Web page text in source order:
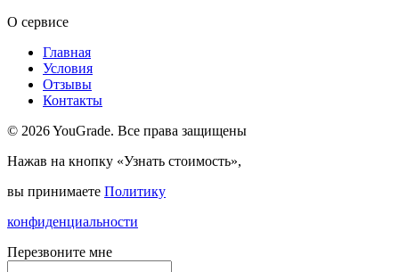
О сервисе
Главная
Условия
Отзывы
Контакты
© 2026 YouGrade. Все права защищены
Нажав на кнопку «Узнать стоимость»,
вы принимаете Политику
конфиденциальности
Перезвоните мне